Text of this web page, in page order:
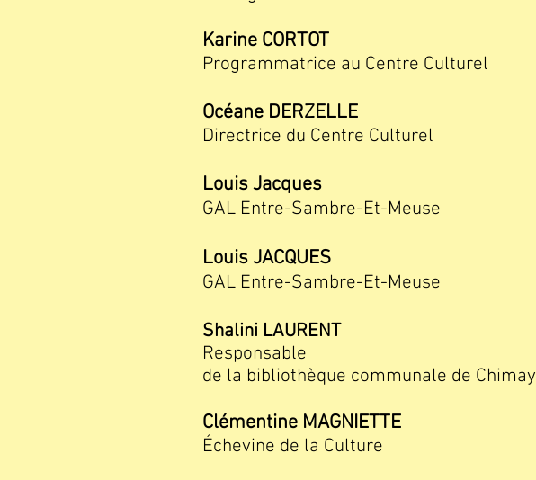
Karine CORTOT
Programmatrice au Centre Culturel
Océane DERZELLE
Directrice du Centre Culturel
Louis Jacques
GAL Entre-Sambre-Et-Meuse
Louis JACQUES
GAL Entre-Sambre-Et-Meuse
Shalini LAURENT
Responsable
de la bibliothèque communale de Chimay
Clémentine MAGNIETTE
Échevine de la Culture